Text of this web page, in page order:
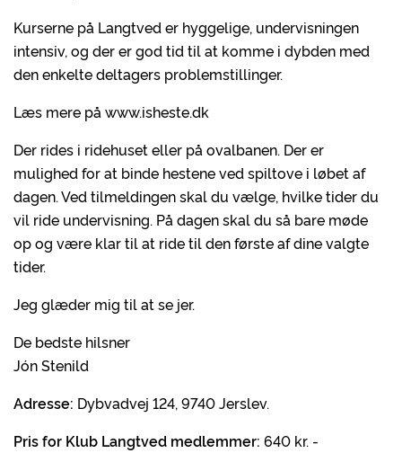
Kurserne på Langtved er hyggelige, undervisningen
intensiv, og der er god tid til at komme i dybden med
den enkelte deltagers problemstillinger.
Læs mere på www.isheste.dk
Der rides i ridehuset eller på ovalbanen. Der er
mulighed for at binde hestene ved spiltove i løbet af
dagen. Ved tilmeldingen skal du vælge, hvilke tider du
vil ride undervisning. På dagen skal du så bare møde
op og være klar til at ride til den første af dine valgte
tider.
Jeg glæder mig til at se jer.
De bedste hilsner
Jón Stenild
Adresse: Dybvadvej 124, 9740 Jerslev.
Pris for Klub Langtved medlemmer: 640 kr. -